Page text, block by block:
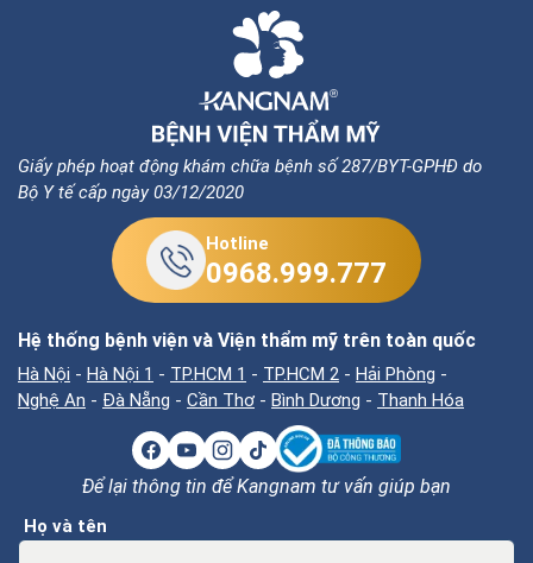
Giấy phép hoạt động khám chữa bệnh số 287/BYT-GPHĐ do
Bộ Y tế cấp ngày 03/12/2020
Hotline
0968.999.777
Hệ thống bệnh viện và Viện thẩm mỹ trên toàn quốc
Hà Nội - Hà Nội 1 - TP.HCM 1 - TP.HCM 2 - Hải Phòng -
Nghệ An - Đà Nẵng - Cần Thơ - Bình Dương - Thanh Hóa
Để lại thông tin để Kangnam tư vấn giúp bạn
Họ và tên